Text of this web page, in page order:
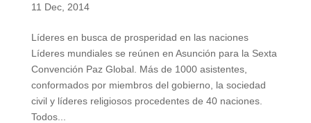
11 Dec, 2014
Líderes en busca de prosperidad en las naciones
Líderes mundiales se reúnen en Asunción para la Sexta
Convención Paz Global. Más de 1000 asistentes,
conformados por miembros del gobierno, la sociedad
civil y líderes religiosos procedentes de 40 naciones.
Todos...